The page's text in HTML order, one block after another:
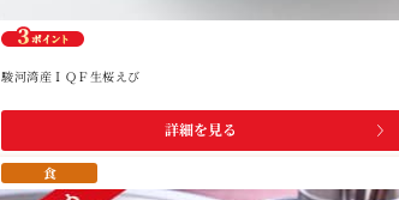
駿河湾産ＩＱＦ生桜えび
詳細を見る
食